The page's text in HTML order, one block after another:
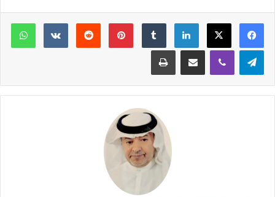
لينكدإن ‏Tumblr بينتيريست
‏Reddit
‏VKontakte
تيلقرام ڤايبر مشاركة عبر البريد طباعة